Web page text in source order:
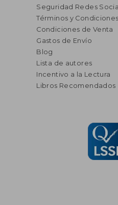
Seguridad Redes
Términos y
Condiciones de Venta
Gastos de Envío
Blog
Lista de autores
Incentivo a la Lectura
Libros Recomendados